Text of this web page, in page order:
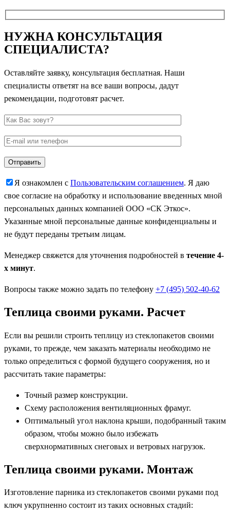
НУЖНА КОНСУЛЬТАЦИЯ
СПЕЦИАЛИСТА?
Оставляйте заявку, консультация бесплатная. Наши
специалисты ответят на все ваши вопросы, дадут
рекомендации, подготовят расчет.
Я ознакомлен с Пользовательским соглашением. Я даю
свое согласие на обработку и использование введенных мной
персональных данных компанией ООО «СК Эткос».
Указанные мной персональные данные конфиденциальны и
не будут переданы третьим лицам.
Менеджер свяжется для уточнения подробностей в течение 4-
х минут.
Вопросы также можно задать по телефону +7 (495) 502-40-62
Теплица своими руками. Расчет
Если вы решили строить теплицу из стеклопакетов своими
руками, то прежде, чем заказать материалы необходимо не
только определиться с формой будущего сооружения, но и
рассчитать такие параметры:
Точный размер конструкции.
Схему расположения вентиляционных фрамуг.
Оптимальный угол наклона крыши, подобранный таким
образом, чтобы можно было избежать
сверхнормативных снеговых и ветровых нагрузок.
Теплица своими руками. Монтаж
Изготовление парника из стеклопакетов своими руками под
ключ укрупненно состоит из таких основных стадий: